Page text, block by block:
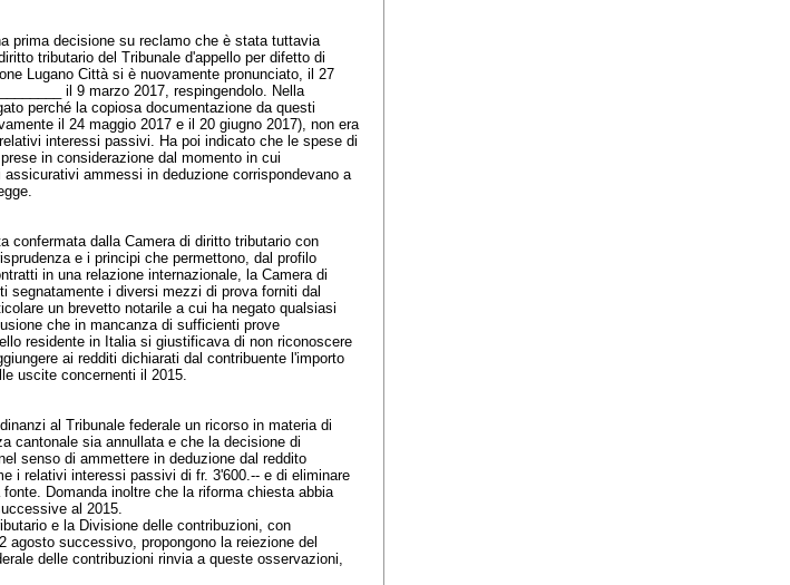
prima decisione su reclamo che è stata tuttavia
tributario del Tribunale d'appello per difetto di
Lugano Città si è nuovamente pronunciato, il 27
il 9 marzo 2017, respingendolo. Nella
perché la copiosa documentazione da questi
il 24 maggio 2017 e il 20 giugno 2017), non era
interessi passivi. Ha poi indicato che le spese di
in considerazione dal momento in cui
ammessi in deduzione corrispondevano a
confermata dalla Camera di diritto tributario con
e i principi che permettono, dal profilo
in una relazione internazionale, la Camera di
segnatamente i diversi mezzi di prova forniti dal
un brevetto notarile a cui ha negato qualsiasi
che in mancanza di sufficienti prove
residente in Italia si giustificava di non riconoscere
ai redditi dichiarati dal contribuente l'importo
uscite concernenti il 2015.
al Tribunale federale un ricorso in materia di
cantonale sia annullata e che la decisione di
senso di ammettere in deduzione dal reddito
i relativi interessi passivi di fr. 3'600.-- e di eliminare
Domanda inoltre che la riforma chiesta abbia
al 2015.
e la Divisione delle contribuzioni, con
successivo, propongono la reiezione del
delle contribuzioni rinvia a queste osservazioni,